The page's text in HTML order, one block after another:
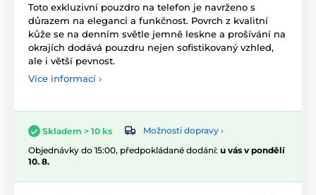
Toto exkluzivní pouzdro na telefon je navrženo s
důrazem na eleganci a funkčnost. Povrch z kvalitní
kůže se na denním světle jemně leskne a prošívání na
okrajích dodává pouzdru nejen sofistikovaný vzhled,
ale i větší pevnost.
Více informací ›
Skladem > 10 ks
Možnosti dopravy ›
Objednávky do 15:00, předpokládané dodání: u vás v pondělí
10. 8.